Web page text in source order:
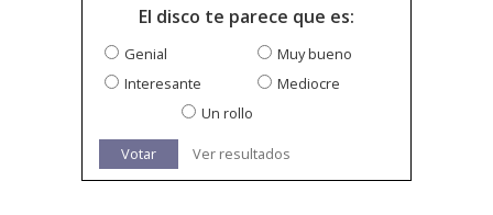
El disco te parece que es:
Genial
Muy bueno
Interesante
Mediocre
Un rollo
Votar Ver resultados